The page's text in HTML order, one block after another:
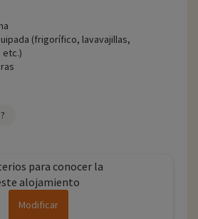
(frigorífico, lavavajillas,
para conocer la
alojamiento
Modificar